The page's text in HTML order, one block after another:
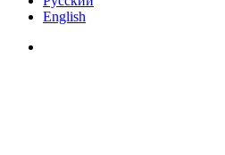
English